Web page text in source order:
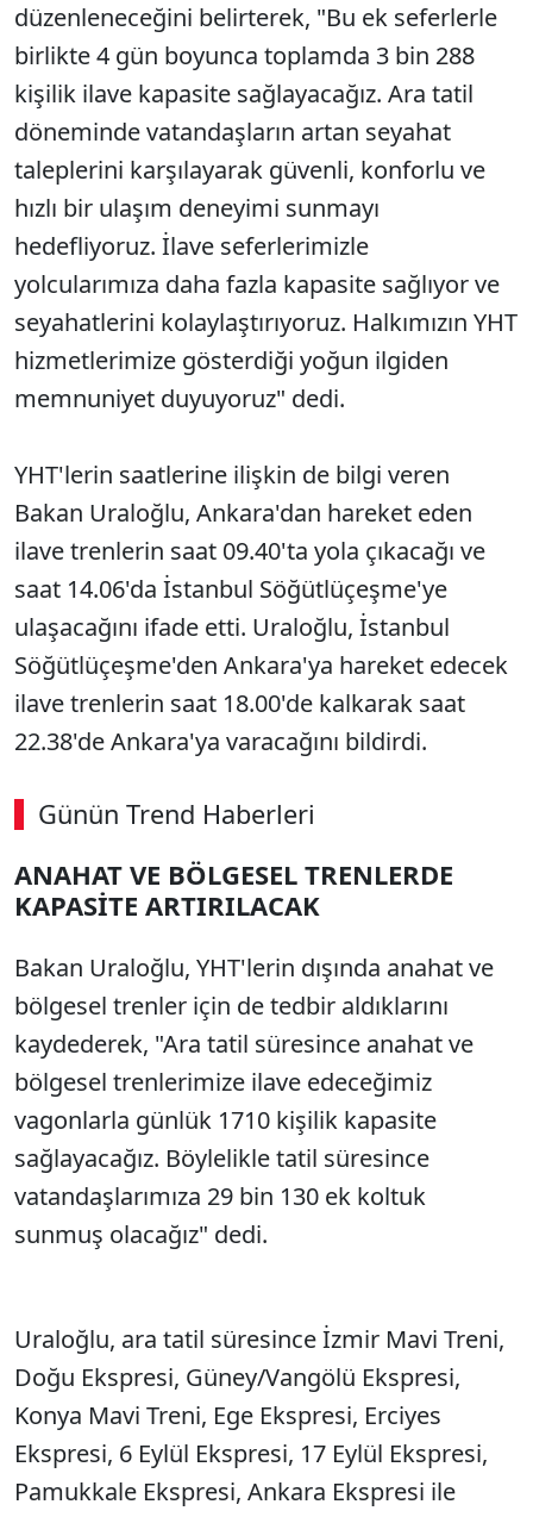
düzenleneceğini belirterek, "Bu ek seferlerle
birlikte 4 gün boyunca toplamda 3 bin 288
kişilik ilave kapasite sağlayacağız. Ara tatil
döneminde vatandaşların artan seyahat
taleplerini karşılayarak güvenli, konforlu ve
hızlı bir ulaşım deneyimi sunmayı
hedefliyoruz. İlave seferlerimizle
yolcularımıza daha fazla kapasite sağlıyor ve
seyahatlerini kolaylaştırıyoruz. Halkımızın YHT
hizmetlerimize gösterdiği yoğun ilgiden
memnuniyet duyuyoruz" dedi.
YHT'lerin saatlerine ilişkin de bilgi veren
Bakan Uraloğlu, Ankara'dan hareket eden
ilave trenlerin saat 09.40'ta yola çıkacağı ve
saat 14.06'da İstanbul Söğütlüçeşme'ye
ulaşacağını ifade etti. Uraloğlu, İstanbul
Söğütlüçeşme'den Ankara'ya hareket edecek
ilave trenlerin saat 18.00'de kalkarak saat
22.38'de Ankara'ya varacağını bildirdi.
Günün Trend Haberleri
00:02 / 02:14
Sesi Aç
ANAHAT VE BÖLGESEL TRENLERDE
KAPASİTE ARTIRILACAK
Bakan Uraloğlu, YHT'lerin dışında anahat ve
bölgesel trenler için de tedbir aldıklarını
kaydederek, "Ara tatil süresince anahat ve
bölgesel trenlerimize ilave edeceğimiz
vagonlarla günlük 1710 kişilik kapasite
sağlayacağız. Böylelikle tatil süresince
vatandaşlarımıza 29 bin 130 ek koltuk
sunmuş olacağız" dedi.
Uraloğlu, ara tatil süresince İzmir Mavi Treni,
Doğu Ekspresi, Güney/Vangölü Ekspresi,
Konya Mavi Treni, Ege Ekspresi, Erciyes
Ekspresi, 6 Eylül Ekspresi, 17 Eylül Ekspresi,
Pamukkale Ekspresi, Ankara Ekspresi ile